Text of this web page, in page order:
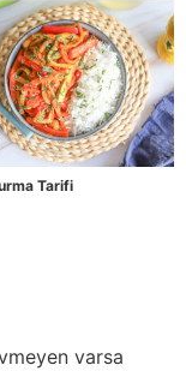
Tarifi
varsa